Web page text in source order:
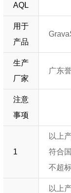
AQL
用于
产品
生产
厂家
广东
注意
事项
1
以上
符合
不超
以上